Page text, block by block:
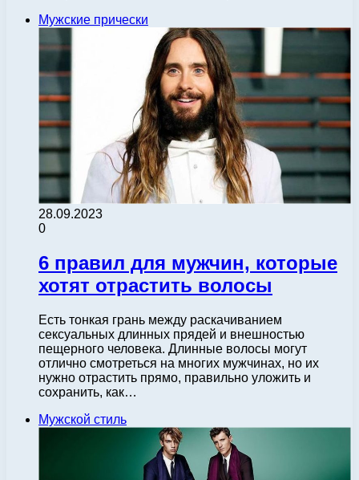
Мужские прически
28.09.2023
0
6 правил для мужчин, которые
хотят отрастить волосы
Есть тонкая грань между раскачиванием
сексуальных длинных прядей и внешностью
пещерного человека. Длинные волосы могут
отлично смотреться на многих мужчинах, но их
нужно отрастить прямо, правильно уложить и
сохранить, как…
Мужской стиль